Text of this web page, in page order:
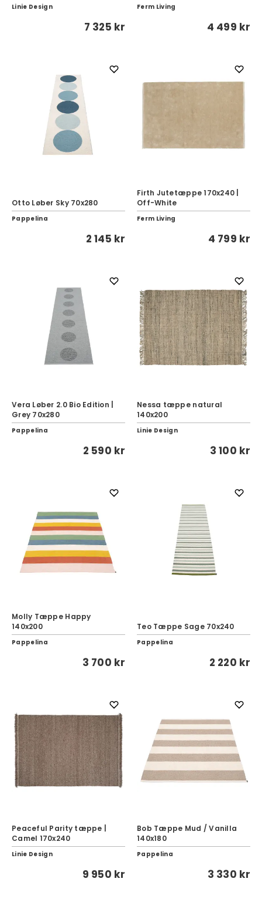
Linie Design
7 325 kr
Ferm Living
4 499 kr
Otto Løber Sky 70x280
Pappelina
2 145 kr
Firth Jutetæppe 170x240 |
Off-White
Ferm Living
4 799 kr
Vera Løber 2.0 Bio Edition |
Grey 70x280
Pappelina
2 590 kr
Nessa tæppe natural
140x200
Linie Design
3 100 kr
Molly Tæppe Happy
140x200
Pappelina
3 700 kr
Teo Tæppe Sage 70x240
Pappelina
2 220 kr
Peaceful Parity tæppe |
Camel 170x240
Linie Design
9 950 kr
Bob Tæppe Mud / Vanilla
140x180
Pappelina
3 330 kr